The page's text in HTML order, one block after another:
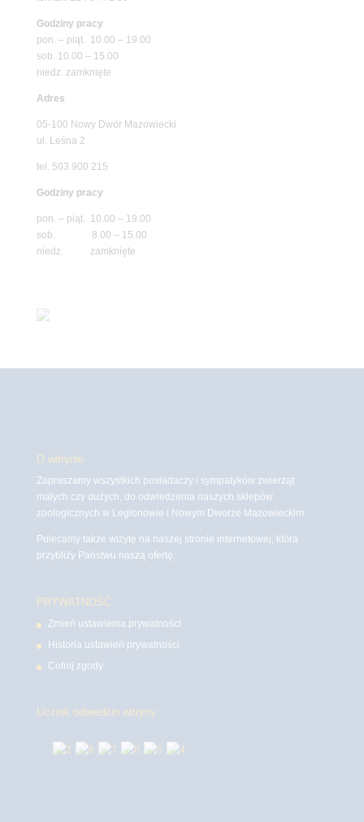
Godziny pracy
pon. – piąt. 10.00 – 19.00
sob. 10.00 – 15.00
niedz. zamknięte
Adres
05-100 Nowy Dwór Mazowiecki
ul. Leśna 2
tel. 503 900 215
Godziny pracy
pon. – piąt. 10.00 – 19.00
sob. 8.00 – 15.00
niedz. zamknięte
O witrynie
Zapraszamy wszystkich posiadaczy i sympatyków zwierząt
małych czy dużych, do odwiedzenia naszych sklepów
zoologicznych w Legionowie i Nowym Dworze Mazowieckim
Polecamy także wizytę na naszej stronie internetowej, która
przybliży Państwu naszą ofertę.
PRYWATNOŚĆ
Zmień ustawienia prywatności
Historia ustawień prywatności
Cofnij zgody
Licznik odwiedzin witryny